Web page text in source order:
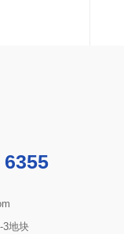
6355
3地块